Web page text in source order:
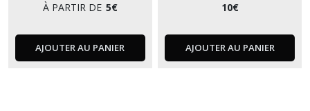
À PARTIR DE 5€
AJOUTER AU PANIER
10€
AJOUTER AU PANIER